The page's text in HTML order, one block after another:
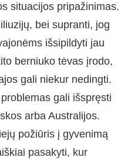
situacijos pripažinimas.
bei supranti, jog
išsipildyti jau
berniuko tėvas įrodo,
gali niekur nedingti.
gali išspręsti
arba Australijos.
požiūris į gyvenimą
pasakyti, kur